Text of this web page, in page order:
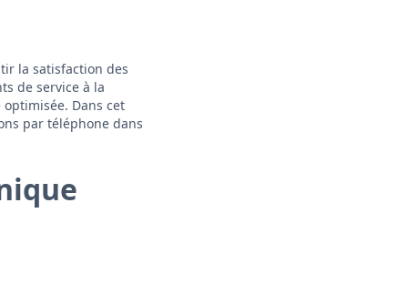
la satisfaction des
de service à la
Dans cet
par téléphone dans